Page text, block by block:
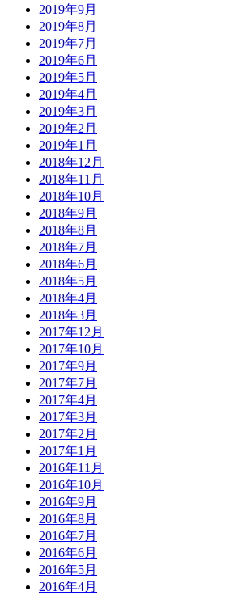
2019年9月
2019年8月
2019年7月
2019年6月
2019年5月
2019年4月
2019年3月
2019年2月
2019年1月
2018年12月
2018年11月
2018年10月
2018年9月
2018年8月
2018年7月
2018年6月
2018年5月
2018年4月
2018年3月
2017年12月
2017年10月
2017年9月
2017年7月
2017年4月
2017年3月
2017年2月
2017年1月
2016年11月
2016年10月
2016年9月
2016年8月
2016年7月
2016年6月
2016年5月
2016年4月